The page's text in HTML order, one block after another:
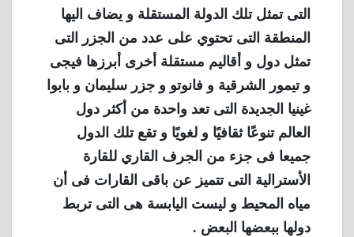
التى تمثل تلك الدولة المستقلة و يضاف اليها
المنطقة التى تحتوي على عدد من الجزر التى
تمثل دول و أقاليم مستقلة أخرى أبرزها فيجى
و تيمور الشرقية و فانوتو و جزر سليمان و بابوا
غينيا الجديدة التى تعد واحدة من أكثر دول
العالم تنوعًا ثقافيًا و لغويًا و تقع تلك الدول
جميعا فى جزء من الجرف القاري للقارة
الأسترالية التى تتميز عن باقى القارات فى أن
مياه المحيط و ليست اليابسة هى التى تربط
دولها ببعضها البعض .